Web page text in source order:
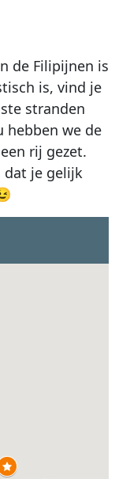
de Filipijnen is
is, vind je
stranden
hebben we de
rij gezet.
dat je gelijk